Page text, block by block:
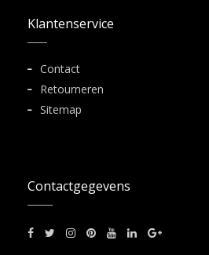
Klantenservice
Contact
Retourneren
Sitemap
Contactgegevens